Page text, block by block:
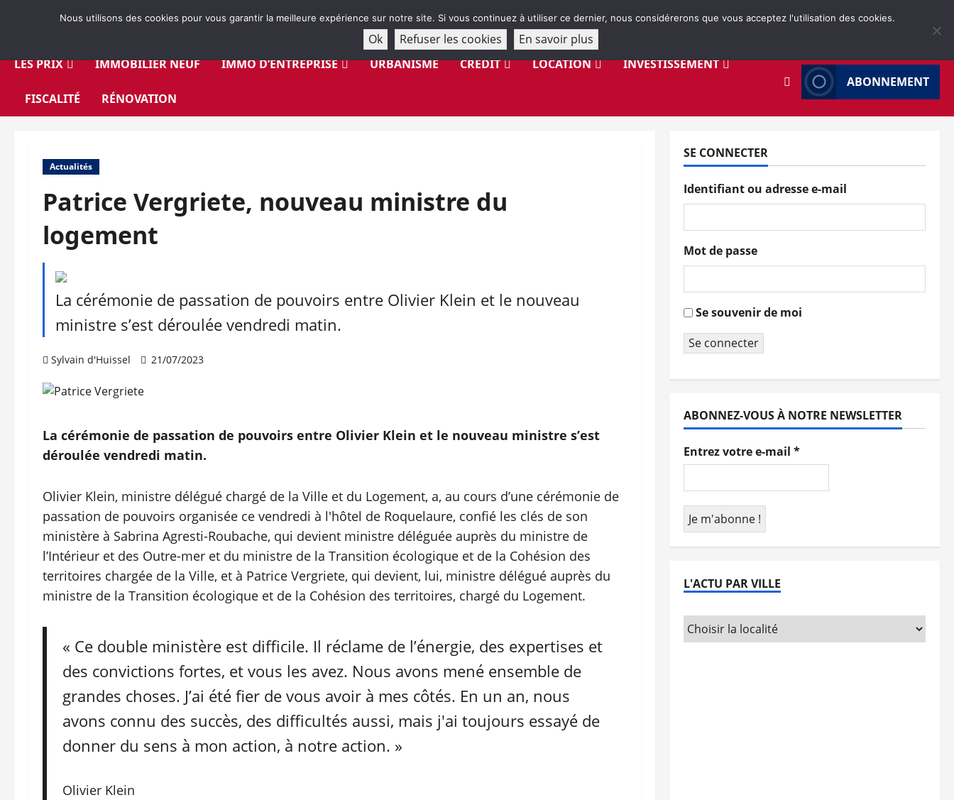
LES PRIX
IMMOBILIER NEUF IMMO D’ENTREPRISE URBANISME CRÉDIT LOCATION INVESTISSEMENT
FISCALITÉ RÉNOVATION
ABONNEMENT
Actualités
Patrice Vergriete, nouveau ministre du
logement
La cérémonie de passation de pouvoirs entre Olivier Klein et le nouveau
ministre s’est déroulée vendredi matin.
Sylvain d'Huissel 21/07/2023
La cérémonie de passation de pouvoirs entre Olivier Klein et le nouveau ministre s’est
déroulée vendredi matin.
Olivier Klein, ministre délégué chargé de la Ville et du Logement, a, au cours d’une cérémonie de
passation de pouvoirs organisée ce vendredi à l'hôtel de Roquelaure, confié les clés de son
ministère à Sabrina Agresti-Roubache, qui devient ministre déléguée auprès du ministre de
l’Intérieur et des Outre-mer et du ministre de la Transition écologique et de la Cohésion des
territoires chargée de la Ville, et à Patrice Vergriete, qui devient, lui, ministre délégué auprès du
ministre de la Transition écologique et de la Cohésion des territoires, chargé du Logement.
« Ce double ministère est difficile. Il réclame de l’énergie, des expertises et
des convictions fortes, et vous les avez. Nous avons mené ensemble de
grandes choses. J’ai été fier de vous avoir à mes côtés. En un an, nous
avons connu des succès, des difficultés aussi, mais j'ai toujours essayé de
donner du sens à mon action, à notre action. »
Olivier Klein
SE CONNECTER
Identifiant ou adresse e-mail
Mot de passe
Se souvenir de moi
Se connecter
ABONNEZ-VOUS À NOTRE NEWSLETTER
Entrez votre e-mail *
L'ACTU PAR VILLE
Nous utilisons des cookies pour vous garantir la meilleure expérience sur notre site. Si vous continuez à utiliser ce dernier, nous considérerons que vous acceptez l'utilisation des cookies.
Ok Refuser les cookies En savoir plus